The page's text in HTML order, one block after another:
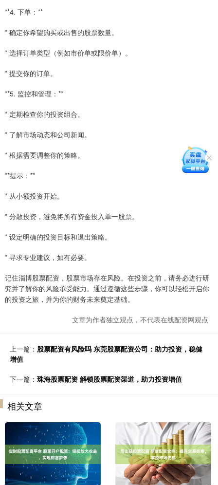
**4. 下单：**
* 确定你希望购买或出售的股票数量。
* 选择订单类型（例如市价单或限价单）。
* 提交你的订单。
**5. 监控和管理：**
* 定期检查你的投资组合。
* 了解市场动态和公司新闻。
* 根据需要调整你的策略。
**提示：**
* 从小额投资开始。
* 分散投资，避免将所有资金投入单一股票。
* 设定明确的投资目标和退出策略。
* 寻求专业建议，如有必要。
记住淄博股票配资，股票市场存在风险。在投资之前，请务必进行研
究并了解你的风险承受能力。通过遵循这些步骤，你可以轻松开启你
的投资之旅，并为你的财务未来奠定基础。
文章为作者独立观点，不代表在线配资网观点
上一篇： 股票配资有风险吗 东莞股票配资公司：助力投资，稳健
增值
下一篇： 珠海股票配资 解锁股票配资渠道，助力投资增值
相关文章